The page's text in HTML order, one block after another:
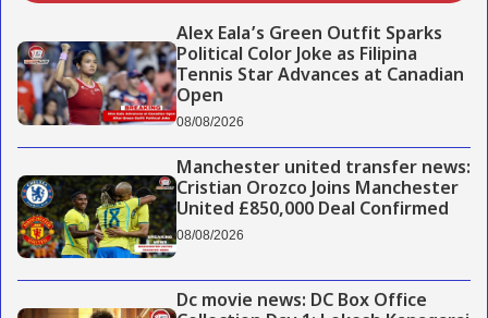
Alex Eala’s Green Outfit Sparks
Political Color Joke as Filipina
Tennis Star Advances at Canadian
Open
08/08/2026
Manchester united transfer news:
Cristian Orozco Joins Manchester
United £850,000 Deal Confirmed
08/08/2026
Dc movie news: DC Box Office